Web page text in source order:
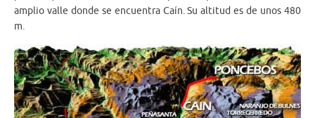
amplio valle donde se encuentra Caín. Su altitud es de unos 480
m.